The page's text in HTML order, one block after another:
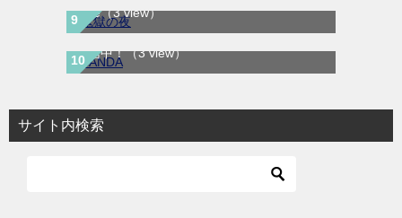
Mee（3 view）
SANDA｜最新刊第3巻！マンガBANGで無料
配信中！（3 view）
サイト内検索